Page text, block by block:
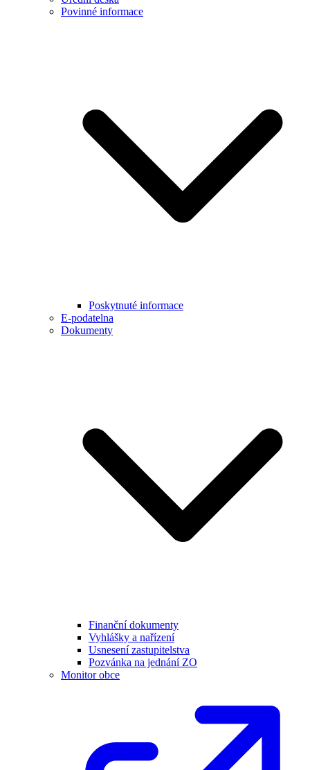
Povinné informace
Poskytnuté informace
E-podatelna
Dokumenty
Finanční dokumenty
Vyhlášky a nařízení
Usnesení zastupitelstva
Pozvánka na jednání ZO
Monitor obce